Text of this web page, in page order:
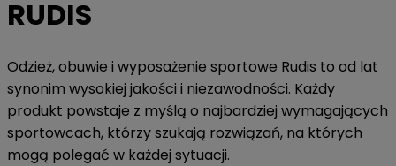
RUDIS
Odzież, obuwie i wyposażenie sportowe Rudis to od lat
synonim wysokiej jakości i niezawodności. Każdy
produkt powstaje z myślą o najbardziej wymagających
sportowcach, którzy szukają rozwiązań, na których
mogą polegać w każdej sytuacji.